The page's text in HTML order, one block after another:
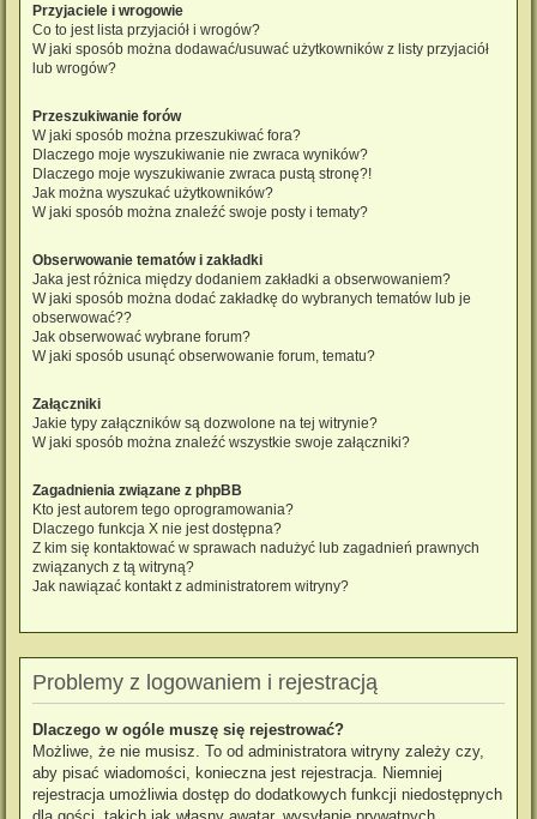
Przyjaciele i wrogowie
Co to jest lista przyjaciół i wrogów?
W jaki sposób można dodawać/usuwać użytkowników z listy przyjaciół
lub wrogów?
Przeszukiwanie forów
W jaki sposób można przeszukiwać fora?
Dlaczego moje wyszukiwanie nie zwraca wyników?
Dlaczego moje wyszukiwanie zwraca pustą stronę?!
Jak można wyszukać użytkowników?
W jaki sposób można znaleźć swoje posty i tematy?
Obserwowanie tematów i zakładki
Jaka jest różnica między dodaniem zakładki a obserwowaniem?
W jaki sposób można dodać zakładkę do wybranych tematów lub je
obserwować??
Jak obserwować wybrane forum?
W jaki sposób usunąć obserwowanie forum, tematu?
Załączniki
Jakie typy załączników są dozwolone na tej witrynie?
W jaki sposób można znaleźć wszystkie swoje załączniki?
Zagadnienia związane z phpBB
Kto jest autorem tego oprogramowania?
Dlaczego funkcja X nie jest dostępna?
Z kim się kontaktować w sprawach nadużyć lub zagadnień prawnych
związanych z tą witryną?
Jak nawiązać kontakt z administratorem witryny?
Problemy z logowaniem i rejestracją
Dlaczego w ogóle muszę się rejestrować?
Możliwe, że nie musisz. To od administratora witryny zależy czy,
aby pisać wiadomości, konieczna jest rejestracja. Niemniej
rejestracja umożliwia dostęp do dodatkowych funkcji niedostępnych